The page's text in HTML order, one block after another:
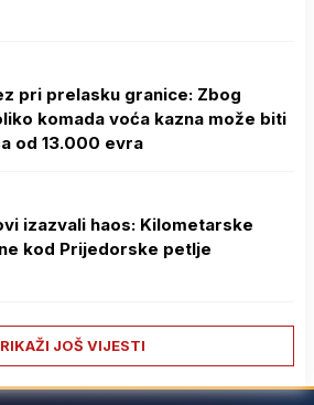
pri prelasku granice: Zbog
komada voća kazna može biti
od 13.000 evra
izazvali haos: Kilometarske
kod Prijedorske petlje
JOŠ VIJESTI